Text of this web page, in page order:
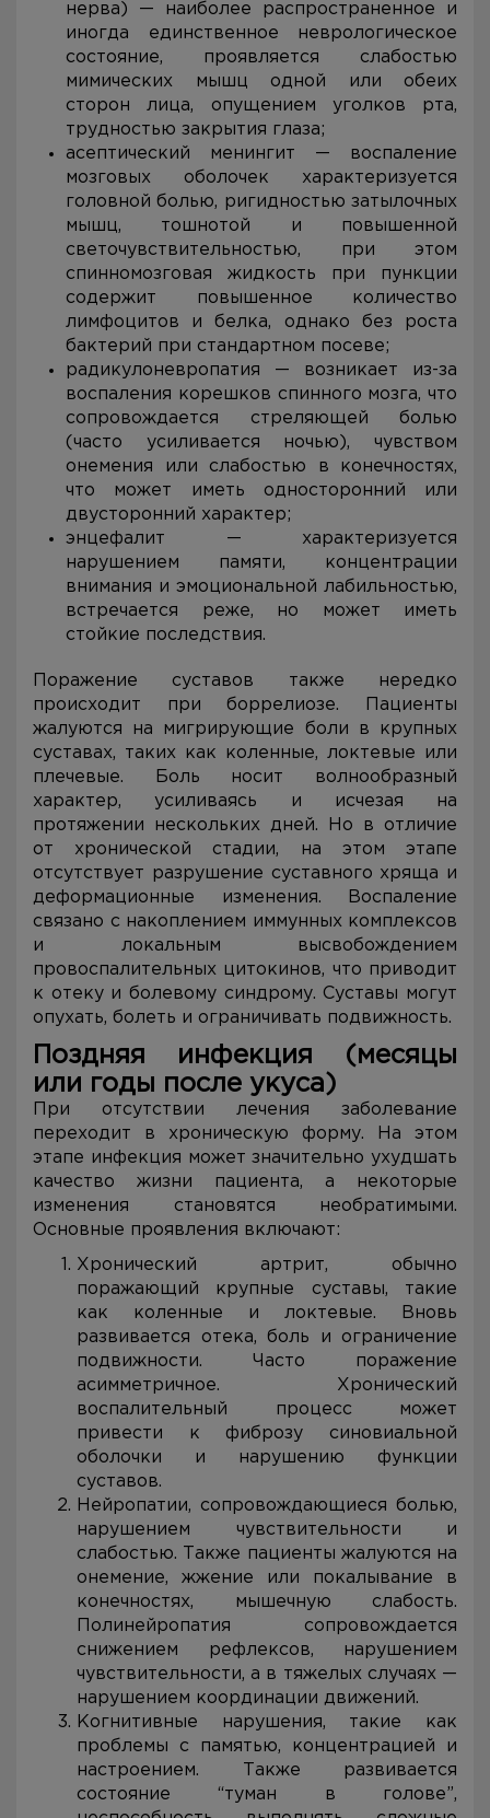
нерва) — наиболее распространенное и
иногда единственное неврологическое
состояние, проявляется слабостью
мимических мышц одной или обеих
сторон лица, опущением уголков рта,
трудностью закрытия глаза;
асептический менингит — воспаление
мозговых оболочек характеризуется
головной болью, ригидностью затылочных
мышц, тошнотой и повышенной
светочувствительностью, при этом
спинномозговая жидкость при пункции
содержит повышенное количество
лимфоцитов и белка, однако без роста
бактерий при стандартном посеве;
радикулоневропатия — возникает из-за
воспаления корешков спинного мозга, что
сопровождается стреляющей болью
(часто усиливается ночью), чувством
онемения или слабостью в конечностях,
что может иметь односторонний или
двусторонний характер;
энцефалит — характеризуется
нарушением памяти, концентрации
внимания и эмоциональной лабильностью,
встречается реже, но может иметь
стойкие последствия.
Поражение суставов также нередко
происходит при боррелиозе. Пациенты
жалуются на мигрирующие боли в крупных
суставах, таких как коленные, локтевые или
плечевые. Боль носит волнообразный
характер, усиливаясь и исчезая на
протяжении нескольких дней. Но в отличие
от хронической стадии, на этом этапе
отсутствует разрушение суставного хряща и
деформационные изменения. Воспаление
связано с накоплением иммунных комплексов
и локальным высвобождением
провоспалительных цитокинов, что приводит
к отеку и болевому синдрому. Суставы могут
опухать, болеть и ограничивать подвижность.
Поздняя инфекция (месяцы
или годы после укуса)
При отсутствии лечения заболевание
переходит в хроническую форму. На этом
этапе инфекция может значительно ухудшать
качество жизни пациента, а некоторые
изменения становятся необратимыми.
Основные проявления включают:
Хронический артрит, обычно
поражающий крупные суставы, такие
как коленные и локтевые. Вновь
развивается отека, боль и ограничение
подвижности. Часто поражение
асимметричное. Хронический
воспалительный процесс может
привести к фиброзу синовиальной
оболочки и нарушению функции
суставов.
Нейропатии, сопровождающиеся болью,
нарушением чувствительности и
слабостью. Также пациенты жалуются на
онемение, жжение или покалывание в
конечностях, мышечную слабость.
Полинейропатия сопровождается
снижением рефлексов, нарушением
чувствительности, а в тяжелых случаях —
нарушением координации движений.
Когнитивные нарушения, такие как
проблемы с памятью, концентрацией и
настроением. Также развивается
состояние “туман в голове”,